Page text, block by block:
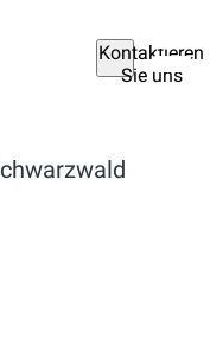
Kontaktieren
Sie uns